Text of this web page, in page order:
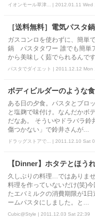
イオンモール草津... | 2012.01.11 Wed
［送料無料］電気パスタ
ガスコンロを使わずに、簡単
鍋 パスタタワー 誰でも簡単
から美味しく茹でられるんで
パスタでダイエット | 2011.12.12 Mon
ボディビルダーのような
ある日の夕食。パスタとブロ
と塩麹で味付け。なんだかボ
だなあ。 そういやドラバラ鈴
傷つかない」で鈴井さんが...
ドラッグストアで... | 2011.12.10 Sat
【Dinner】ホタテとほう
久しぶりの料理…ではありま
料理を作っていないだけ(笑)
たエバミルクの消費期限が1
ームパスタにしました。と...
Cubic@Style | 2011.12.03 Sat 22:39